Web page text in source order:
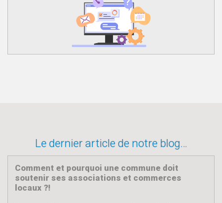
Le dernier article de notre blog…
Comment et pourquoi une commune doit
soutenir ses associations et commerces
locaux ?!